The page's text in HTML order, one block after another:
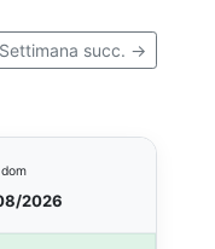
Settimana succ. →
dom
2026